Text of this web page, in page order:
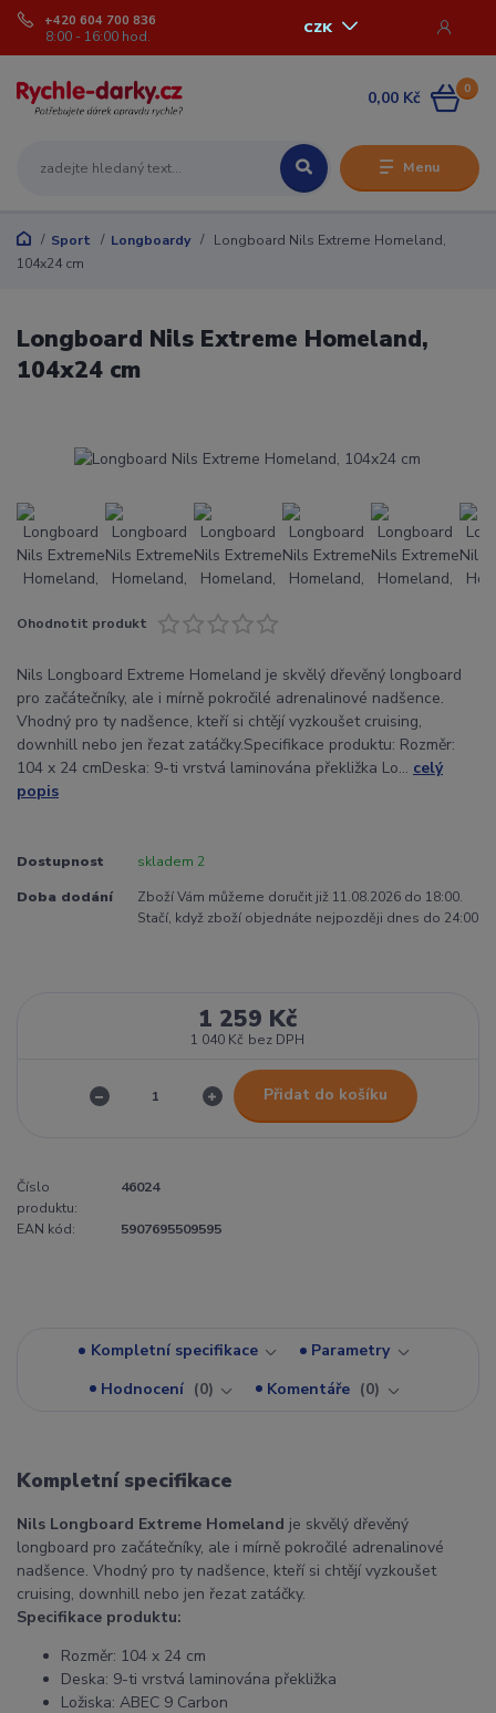
Menu
CZK
+420 604 700 836
8:00 - 16:00 hod.
0
0,00 Kč
Sport Longboardy
Longboard Nils Extreme Homeland,
104x24 cm
Longboard Nils Extreme Homeland,
104x24 cm
Ohodnotit produkt
Nils Longboard Extreme Homeland je skvělý dřevěný longboard
pro začátečníky, ale i mírně pokročilé adrenalinové nadšence.
Vhodný pro ty nadšence, kteří si chtějí vyzkoušet cruising,
downhill nebo jen řezat zatáčky.Specifikace produktu: Rozměr:
104 x 24 cmDeska: 9-ti vrstvá laminována překližka Lo... celý
popis
Dostupnost skladem 2
Doba dodání
Zboží Vám můžeme doručit již 11.08.2026 do 18:00.
Stačí, když zboží objednáte nejpozději dnes do 24:00
1 259 Kč
1 040 Kč bez DPH
Přidat do košíku
Číslo
produktu:
46024
EAN kód: 5907695509595
Kompletní specifikace
Parametry
Hodnocení
0 Komentáře 0
Kompletní specifikace
Nils Longboard Extreme Homeland je skvělý dřevěný
longboard pro začátečníky, ale i mírně pokročilé adrenalinové
nadšence. Vhodný pro ty nadšence, kteří si chtějí vyzkoušet
cruising, downhill nebo jen řezat zatáčky.
Specifikace produktu:
Rozměr: 104 x 24 cm
Deska: 9-ti vrstvá laminována překližka
Ložiska: ABEC 9 Carbon